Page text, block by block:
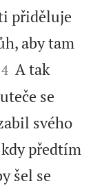
přiděluje
aby tam


4 A tak
se
svého
předtím
šel se